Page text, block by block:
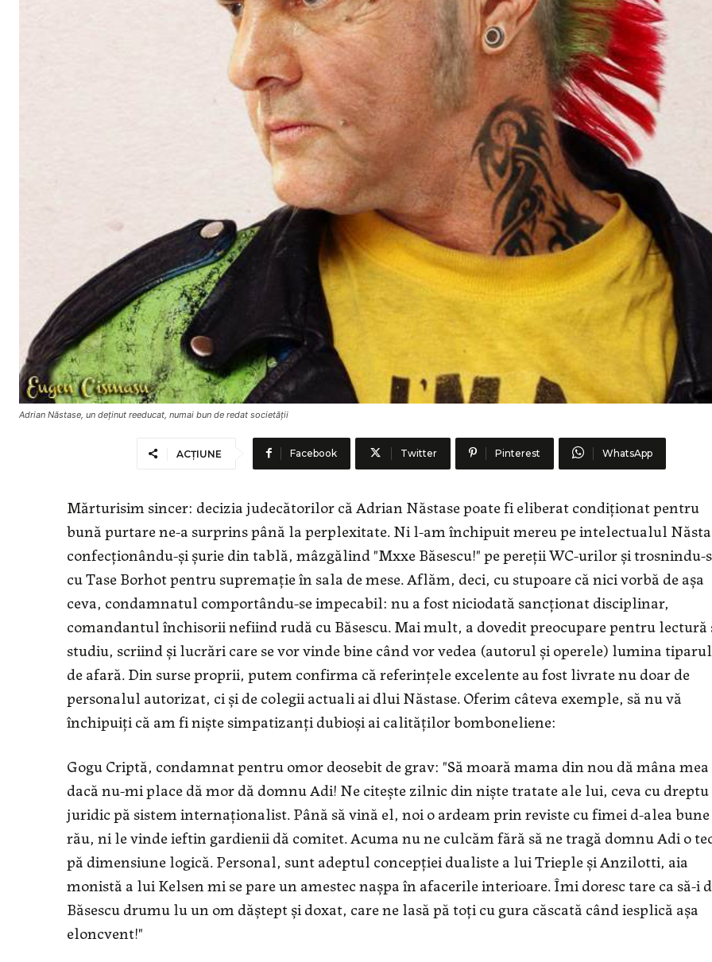
Adrian Năstase, un deţinut reeducat, numai bun de redat societăţii
ACȚIUNE Facebook Twitter Pinterest WhatsApp
Mărturisim sincer: decizia judecătorilor că Adrian Năstase poate fi eliberat condiţionat pentru
bună purtare ne-a surprins până la perplexitate. Ni l-am închipuit mereu pe intelectualul
confecţionându-şi şurie din tablă, mâzgălind "Mxxe Băsescu!" pe pereţii WC-urilor şi trosnindu-
cu Tase Borhot pentru supremaţie în sala de mese. Aflăm, deci, cu stupoare că nici vorbă de aşa
ceva, condamnatul comportându-se impecabil: nu a fost niciodată sancţionat disciplinar,
comandantul închisorii nefiind rudă cu Băsescu. Mai mult, a dovedit preocupare pentru lectură
studiu, scriind şi lucrări care se vor vinde bine când vor vedea (autorul şi operele) lumina
de afară. Din surse proprii, putem confirma că referinţele excelente au fost livrate nu doar de
personalul autorizat, ci şi de colegii actuali ai dlui Năstase. Oferim câteva exemple, să nu vă
închipuiţi că am fi nişte simpatizanţi dubioşi ai calităţilor bomboneliene:
Gogu Criptă, condamnat pentru omor deosebit de grav: "Să moară mama din nou dă mâna mea
dacă nu-mi place dă mor dă domnu Adi! Ne citeşte zilnic din nişte tratate ale lui, ceva cu dreptu
juridic pă sistem internaţionalist. Până să vină el, noi o ardeam prin reviste cu fimei d-alea bune
rău, ni le vinde ieftin gardienii dă comitet. Acuma nu ne culcăm fără să ne tragă domnu Adi o
pă dimensiune logică. Personal, sunt adeptul concepţiei dualiste a lui Trieple şi Anzilotti, aia
monistă a lui Kelsen mi se pare un amestec naşpa în afacerile interioare. Îmi doresc tare ca să-i
Băsescu drumu lu un om dăştept şi doxat, care ne lasă pă toţi cu gura căscată când iesplică aşa
eloncvent!"